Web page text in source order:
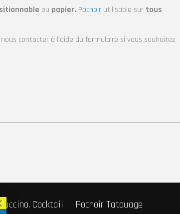
ou papier. Pochoir utilisable sur tous
nous contacter à l’aide du formulaire si vous souhaitez
Cocktail
Pochoir Tatouage